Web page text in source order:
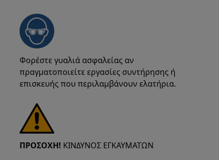
Φορέστε γυαλιά ασφαλείας αν
πραγματοποιείτε εργασίες συντήρησης ή
επισκευής που περιλαμβάνουν ελατήρια.
ΠΡΟΣΟΧΗ! ΚΙΝΔΥΝΟΣ ΕΓΚΑΥΜΑΤΩΝ